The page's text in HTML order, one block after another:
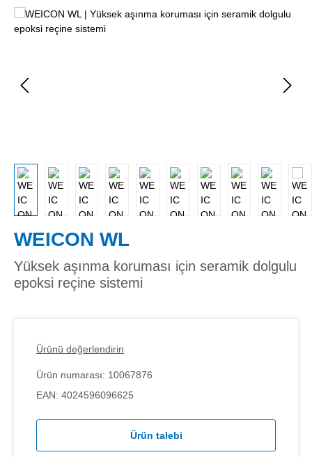
Resim galerisini atla
WEICON WL
Yüksek aşınma koruması için seramik dolgulu
epoksi reçine sistemi
Ürünü değerlendirin
Ürün numarası: 10067876
EAN: 4024596096625
Ürün talebi